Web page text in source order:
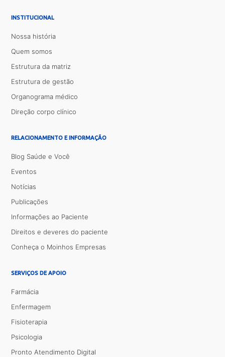
INSTITUCIONAL
Nossa história
Quem somos
Estrutura da matriz
Estrutura de gestão
Organograma médico
Direção corpo clínico
RELACIONAMENTO E INFORMAÇÃO
Blog Saúde e Você
Eventos
Notícias
Publicações
Informações ao Paciente
Direitos e deveres do paciente
Conheça o Moinhos Empresas
SERVIÇOS DE APOIO
Farmácia
Enfermagem
Fisioterapia
Psicologia
Pronto Atendimento Digital